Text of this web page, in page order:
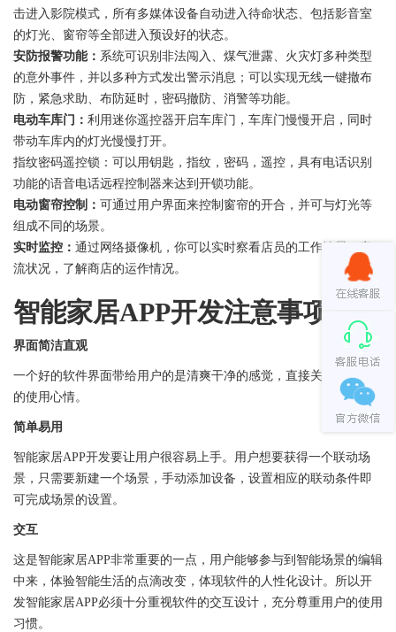
击进入影院模式，所有多媒体设备自动进入待命状态、包括影音室
的灯光、窗帘等全部进入预设好的状态。
安防报警功能： 系统可识别非法闯入、煤气泄露、火灾灯多种类型
的意外事件，并以多种方式发出警示消息；可以实现无线一键撤布
防，紧急求助、布防延时，密码撤防、消警等功能。
电动车库门： 利用迷你遥控器开启车库门，车库门慢慢开启，同时
带动车库内的灯光慢慢打开。
指纹密码遥控锁：可以用钥匙，指纹，密码，遥控，具有电话识别
功能的语音电话远程控制器来达到开锁功能。
电动窗帘控制： 可通过用户界面来控制窗帘的开合，并可与灯光等
组成不同的场景。
实时监控： 通过网络摄像机，你可以实时察看店员的工作情景、客
流状况，了解商店的运作情况。
智能家居APP开发注意事项
界面简洁直观
一个好的软件界面带给用户的是清爽干净的感觉，直接关系到用户
的使用心情。
简单易用
智能家居APP开发要让用户很容易上手。用户想要获得一个联动场
景，只需要新建一个场景，手动添加设备，设置相应的联动条件即
可完成场景的设置。
交互
这是智能家居APP非常重要的一点，用户能够参与到智能场景的编辑
中来，体验智能生活的点滴改变，体现软件的人性化设计。所以开
发智能家居APP必须十分重视软件的交互设计，充分尊重用户的使用
习惯。